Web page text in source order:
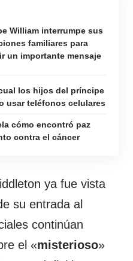
William interrumpe sus
familiares para
un importante mensaje
los hijos del príncipe
usar teléfonos celulares
cómo encontró paz
contra el cáncer
ya fue vista
su entrada al
continúan
el «misterioso»